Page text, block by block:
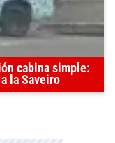
cabina simple:
la Saveiro